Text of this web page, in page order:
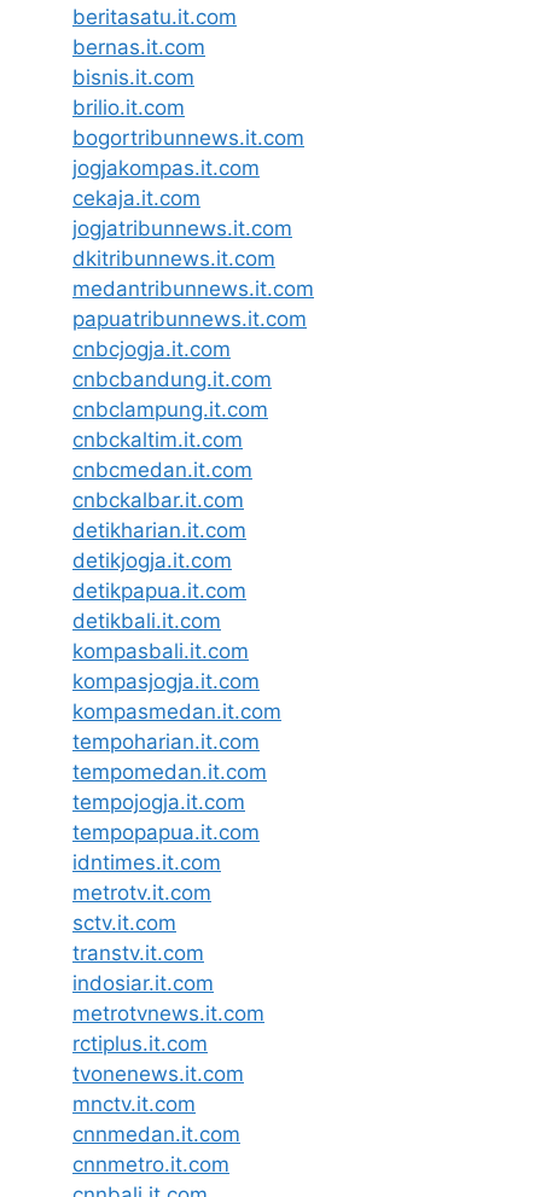
beritasatu.it.com
bernas.it.com
bisnis.it.com
brilio.it.com
bogortribunnews.it.com
jogjakompas.it.com
cekaja.it.com
jogjatribunnews.it.com
dkitribunnews.it.com
medantribunnews.it.com
papuatribunnews.it.com
cnbcjogja.it.com
cnbcbandung.it.com
cnbclampung.it.com
cnbckaltim.it.com
cnbcmedan.it.com
cnbckalbar.it.com
detikharian.it.com
detikjogja.it.com
detikpapua.it.com
detikbali.it.com
kompasbali.it.com
kompasjogja.it.com
kompasmedan.it.com
tempoharian.it.com
tempomedan.it.com
tempojogja.it.com
tempopapua.it.com
idntimes.it.com
metrotv.it.com
sctv.it.com
transtv.it.com
indosiar.it.com
metrotvnews.it.com
rctiplus.it.com
tvonenews.it.com
mnctv.it.com
cnnmedan.it.com
cnnmetro.it.com